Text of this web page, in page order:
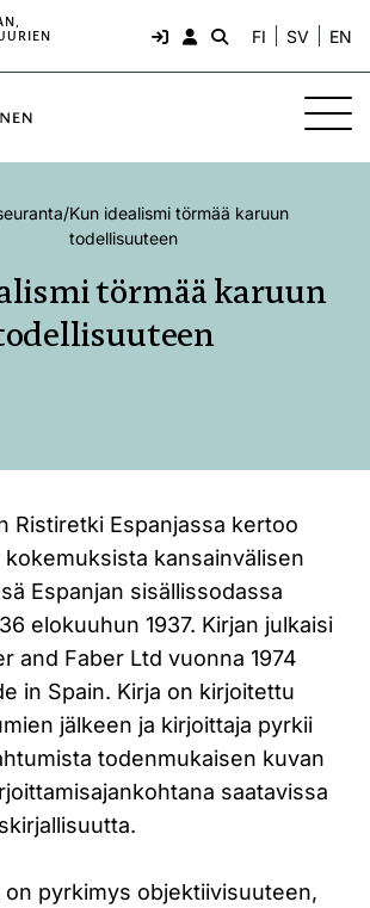
FI SV EN
/Kun idealismi törmää karuun
todellisuuteen
törmää karuun
Ristiretki Espanjassa kertoo
kansainvälisen
Espanjan sisällissodassa
elokuuhun 1937. Kirjan julkaisi
and Faber Ltd vuonna 1974
in Spain. Kirja on kirjoitettu
jälkeen ja kirjoittaja pyrkii
todenmukaisen kuvan
saatavissa
on pyrkimys objektiivisuuteen,